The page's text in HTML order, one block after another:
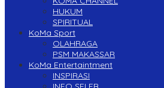
HUKUM
SPIRITUAL
KoMa Sport
OLAHRAGA
PSM MAKASSAR
KoMa Entertaintment
INSPIRASI